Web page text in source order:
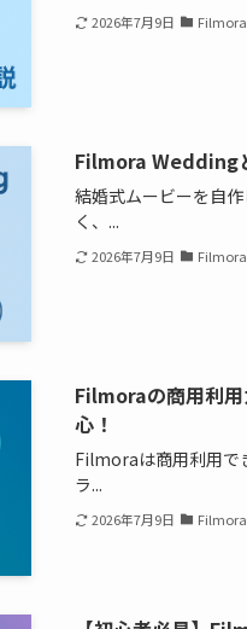
2026年7月9日 Filmora
Filmora Wedding
結婚式ムービーを自
く、...
2026年7月9日 Filmora
Filmoraの商用利
心！
Filmoraは商用利用で
ラ...
2026年7月9日 Filmora